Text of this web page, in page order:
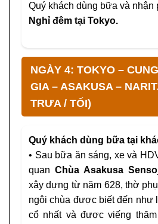
Quý khách dùng bữa và nhận
Nghỉ đêm tại Tokyo.
NGÀY 4: TOKYO –
GIA – ASAKUSA –
TRƯA / TỐI)
Quý khách dùng bữa tại
• Sau bữa ăn sáng, xe và
quan Chùa Asakusa
xây dựng từ năm 628, thờ
ngôi chùa được biết đến như
cổ nhất và được viếng